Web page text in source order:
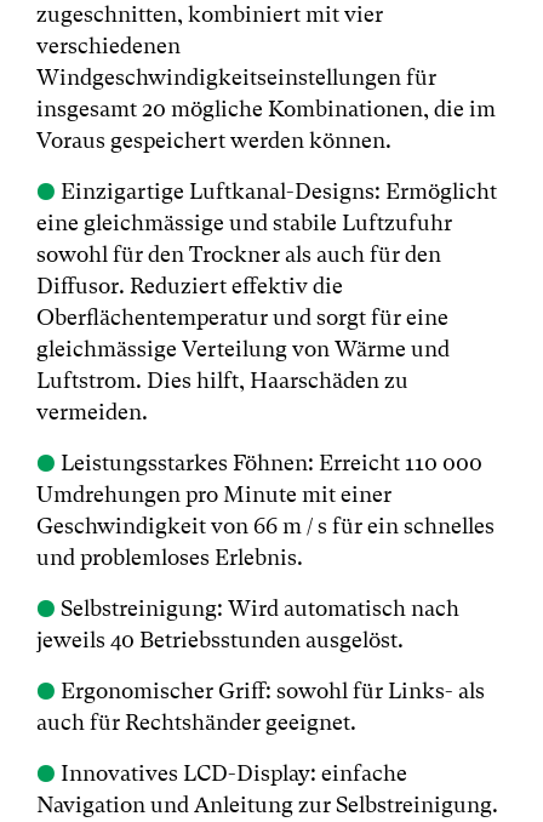
zugeschnitten, kombiniert mit vier
verschiedenen
Windgeschwindigkeitseinstellungen für
insgesamt 20 mögliche Kombinationen, die im
Voraus gespeichert werden können.
● Einzigartige Luftkanal-Designs: Ermöglicht
eine gleichmässige und stabile Luftzufuhr
sowohl für den Trockner als auch für den
Diffusor. Reduziert effektiv die
Oberflächentemperatur und sorgt für eine
gleichmässige Verteilung von Wärme und
Luftstrom. Dies hilft, Haarschäden zu
vermeiden.
● Leistungsstarkes Föhnen: Erreicht 110 000
Umdrehungen pro Minute mit einer
Geschwindigkeit von 66 m / s für ein schnelles
und problemloses Erlebnis.
● Selbstreinigung: Wird automatisch nach
jeweils 40 Betriebsstunden ausgelöst.
● Ergonomischer Griff: sowohl für Links- als
auch für Rechtshänder geeignet.
● Innovatives LCD-Display: einfache
Navigation und Anleitung zur Selbstreinigung.